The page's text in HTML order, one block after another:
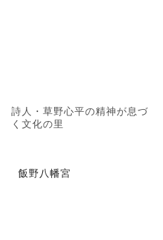
詩人・草野心平の精神が息づ
く文化の里
飯野八幡宮